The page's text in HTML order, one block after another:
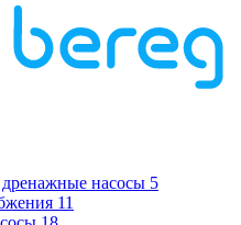
насосы 5
11